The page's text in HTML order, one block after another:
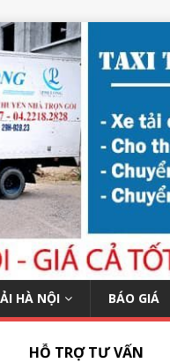
HÀ NỘI BÁO GIÁ
HỖ TRỢ TƯ VẤN